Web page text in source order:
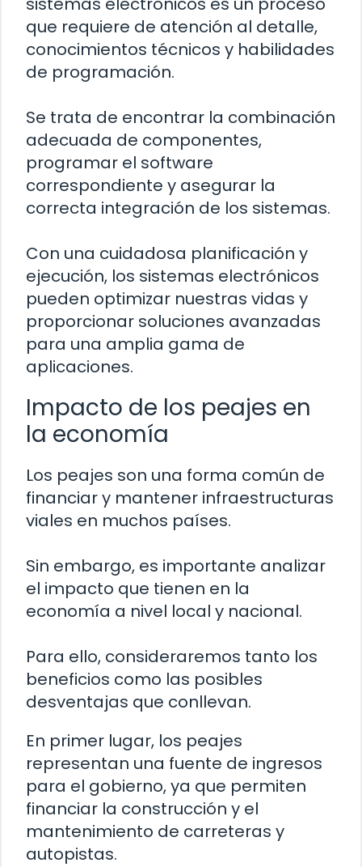
que requiere de atención al detalle,
conocimientos técnicos y habilidades
de programación.
Se trata de encontrar la combinación
adecuada de componentes,
programar el software
correspondiente y asegurar la
correcta integración de los sistemas.
Con una cuidadosa planificación y
ejecución, los sistemas electrónicos
pueden optimizar nuestras vidas y
proporcionar soluciones avanzadas
para una amplia gama de
aplicaciones.
Impacto de los peajes en
la economía
Los peajes son una forma común de
financiar y mantener infraestructuras
viales en muchos países.
Sin embargo, es importante analizar
el impacto que tienen en la
economía a nivel local y nacional.
Para ello, consideraremos tanto los
beneficios como las posibles
desventajas que conllevan.
En primer lugar, los peajes
representan una fuente de ingresos
para el gobierno, ya que permiten
financiar la construcción y el
mantenimiento de carreteras y
autopistas.